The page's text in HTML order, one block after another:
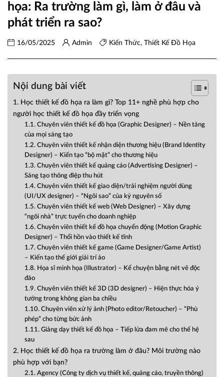
họa: Ra trường làm gì, làm ở đâu và
phát triển ra sao?
16/05/2025 Admin Kiến Thức, Thiết Kế Đồ Họa
Nội dung bài viết
1. Học thiết kế đồ họa ra làm gì? Top 11+ nghề phù hợp cho
người học thiết kế đồ họa đầy triển vọng
1.1. Chuyên viên thiết kế đồ họa (Graphic Designer) – Nền tảng
của mọi sáng tạo
1.2. Chuyên viên thiết kế nhận diện thương hiệu (Brand Identity
Designer) – Kiến tạo “bộ mặt” cho thương hiệu
1.3. Chuyên viên thiết kế quảng cáo (Advertising Designer) –
Sáng tạo thông điệp thu hút
1.4. Chuyên viên thiết kế giao diện/trải nghiệm người dùng
(UI/UX designer) – “Ngôi sao” của kỷ nguyên số
1.5. Chuyên viên thiết kế web (Web Designer) – Xây dựng
“ngôi nhà” trực tuyến cho doanh nghiệp
1.6. Chuyên viên thiết kế đồ họa chuyển động (Motion Graphic
Designer) – Thổi hồn vào thiết kế tĩnh
1.7. Chuyên viên thiết kế game (Game Designer/Game Artist)
– Kiến tạo thế giới giải trí ảo
1.8. Họa sĩ minh họa (Illustrator) – Kể chuyện bằng nét vẽ độc
đáo
1.9. Chuyên viên thiết kế 3D (3D designer) – Hiện thực hóa ý
tưởng trong không gian ba chiều
1.10. Chuyên viên xử lý ảnh (Photo editor/Retoucher) – “Phù
phép” cho từng bức ảnh
1.11. Giảng dạy thiết kế đồ họa – Tiếp lửa đam mê cho thế hệ
sau
2. Học thiết kế đồ họa ra trường làm ở đâu? Môi trường nào
phù hợp với bạn?
2.1. Agency (Công ty dịch vụ thiết kế, quảng cáo, truyền thông)